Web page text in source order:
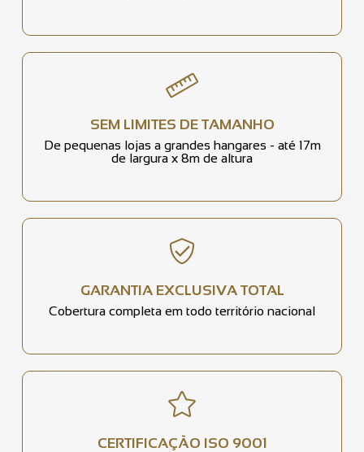
SEM LIMITES DE TAMANHO
De pequenas lojas a grandes hangares - até 17m
de largura x 8m de altura
GARANTIA EXCLUSIVA TOTAL
Cobertura completa em todo território nacional
CERTIFICAÇÃO ISO 9001